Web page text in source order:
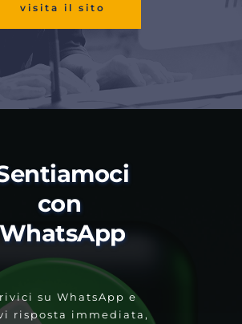
visita il sito
con
WhatsApp
su WhatsApp e
risposta immediata,